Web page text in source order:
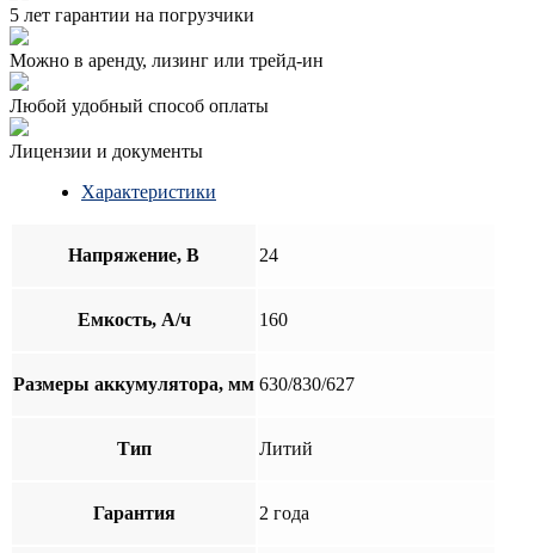
5 лет гарантии на погрузчики
Можно в аренду, лизинг или трейд-ин
Любой удобный способ оплаты
Лицензии и документы
Характеристики
Напряжение, В 24
Емкость, А/ч 160
Размеры аккумулятора, мм 630/830/627
Тип Литий
Гарантия 2 года